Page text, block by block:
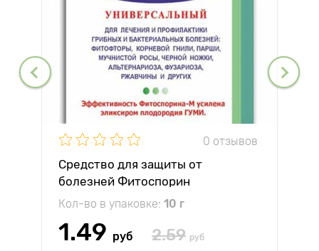
0 отзывов
Средство для защиты от
болезней Фитоспорин
Кол-во в упаковке: 10 г
1.49 руб 2.59 руб